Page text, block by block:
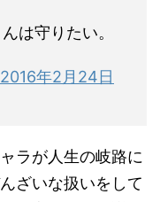
は守りたい。
2016年2月24日
ラが人生の岐路に
ざいな扱いをして